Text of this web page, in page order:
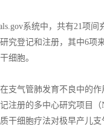
系统中，共有21项间
究登记和注册，其中6项
细胞。
支气管肺发育不良中的
注册的多中心研究项目（
干细胞疗法对极早产儿